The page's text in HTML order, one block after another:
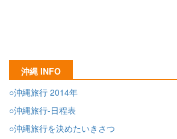
沖縄 INFO
○沖縄旅行 2014年
○沖縄旅行-日程表
○沖縄旅行を決めたいきさつ